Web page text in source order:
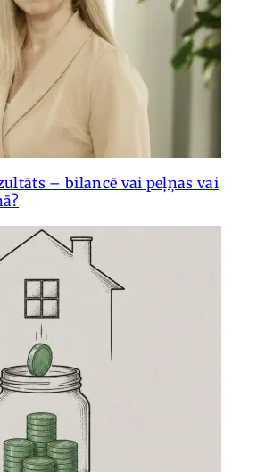
– bilancē vai peļņas vai